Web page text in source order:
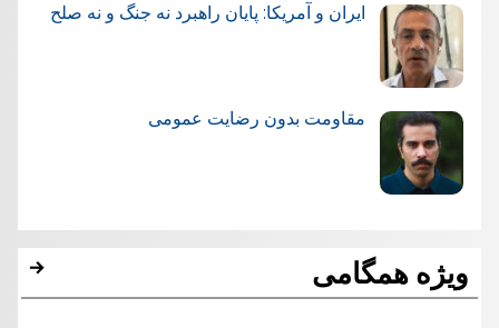
ایران و آمریکا: پایان راهبرد نه جنگ و نه صلح
مقاومت بدون رضایت عمومی
ویژه همگامی